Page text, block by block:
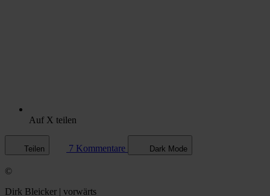
Auf X teilen
Teilen 7 Kommentare Dark Mode
©
Dirk Bleicker | vorwärts